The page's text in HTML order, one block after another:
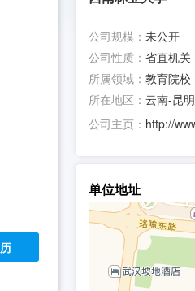
公司规模： 未公开
公司性质： 省直机关
所属领域： 教育院校
所在地区： 云南-昆
公司主页： http://
单位地址
地址： 白龙寺296号